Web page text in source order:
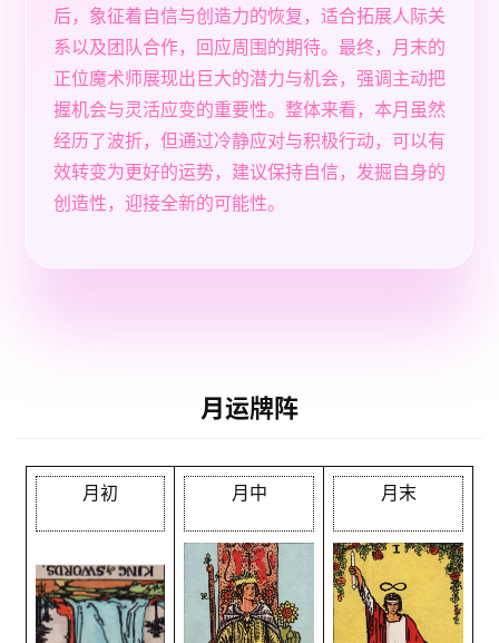
后，象征着自信与创造力的恢复，适合拓展人际关
系以及团队合作，回应周围的期待。最终，月末的
正位魔术师展现出巨大的潜力与机会，强调主动把
握机会与灵活应变的重要性。整体来看，本月虽然
经历了波折，但通过冷静应对与积极行动，可以有
效转变为更好的运势，建议保持自信，发掘自身的
创造性，迎接全新的可能性。
月运牌阵
月初 月中 月末